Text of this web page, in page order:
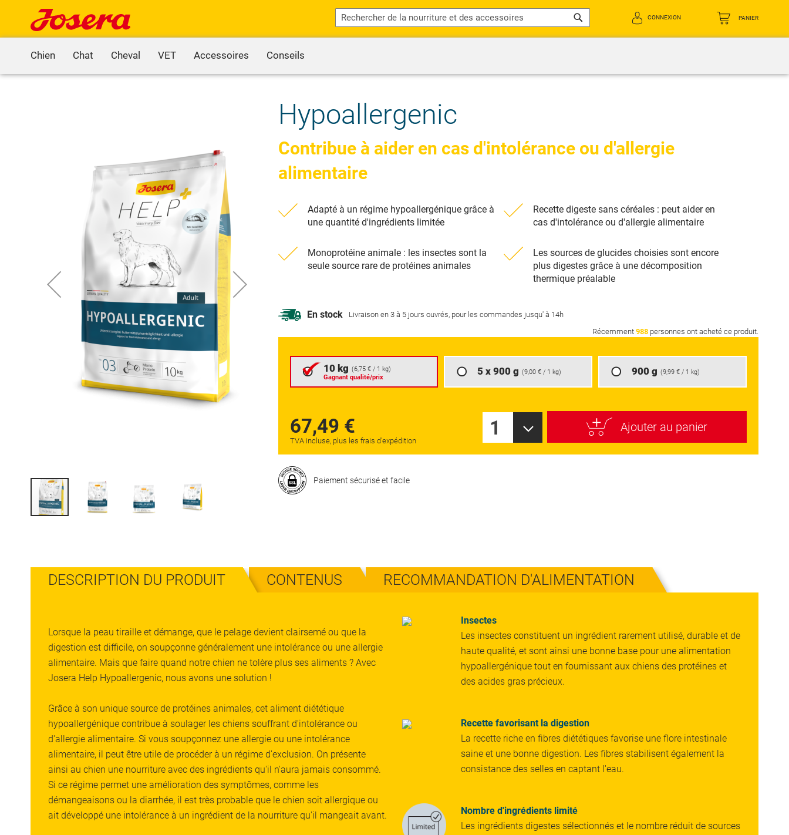
PANIER
CONNEXION
Rechercher
Chien
Chat Cheval VET Accessoires Conseils
beginning
gallery
Hypoallergenic
Contribue à aider en cas d'intolérance ou d'allergie
alimentaire
Adapté à un régime hypoallergénique grâce à
une quantité d'ingrédients limitée
Recette digeste sans céréales : peut aider en
cas d'intolérance ou d'allergie alimentaire
Monoprotéine animale : les insectes sont la
seule source rare de protéines animales
Les sources de glucides choisies sont encore
plus digestes grâce à une décomposition
thermique préalable
En stock
Livraison en 3 à 5 jours ouvrés, pour les commandes jusqu' à 14h
Récemment 988personnes ont acheté ce produit.
10 kg
67,49 €
(6,75 €/ 1 kg)
1
Gagnant qualité/prix
5 x 900 g (9,00 € / 1 kg) 900 g (9,99 € / 1 kg)
TVA incluse, plus les frais d'expédition
Ajouter au panier
Paiement sécurisé et facile
DESCRIPTION DU PRODUIT
Lorsque la peau tiraille et démange, que le pelage devient clairsemé ou que la
digestion est difficile, on soupçonne généralement une intolérance ou une allergie
alimentaire. Mais que faire quand notre chien ne tolère plus ses aliments ? Avec
Josera Help Hypoallergenic, nous avons une solution !
Grâce à son unique source de protéines animales, cet aliment diététique
hypoallergénique contribue à soulager les chiens souffrant d'intolérance ou
d'allergie alimentaire. Si vous soupçonnez une allergie ou une intolérance
alimentaire, il peut être utile de procéder à un régime d'exclusion. On présente
ainsi au chien une nourriture avec des ingrédients qu'il n'aura jamais consommé.
Si ce régime permet une amélioration des symptômes, comme les
démangeaisons ou la diarrhée, il est très probable que le chien soit allergique ou
ait développé une intolérance à un ingrédient de la nourriture qu'il mangeait avant.
Insectes
Les insectes constituent un ingrédient rarement utilisé, durable et de
haute qualité, et sont ainsi une bonne base pour une alimentation
hypoallergénique tout en fournissant aux chiens des protéines et
des acides gras précieux.
Recette favorisant la digestion
La recette riche en fibres diététiques favorise une flore intestinale
saine et une bonne digestion. Les fibres stabilisent également la
consistance des selles en captant l'eau.
Nombre d'ingrédients limité
Les ingrédients digestes sélectionnés et le nombre réduit de sources
CONTENUS RECOMMANDATION D'ALIMENTATION